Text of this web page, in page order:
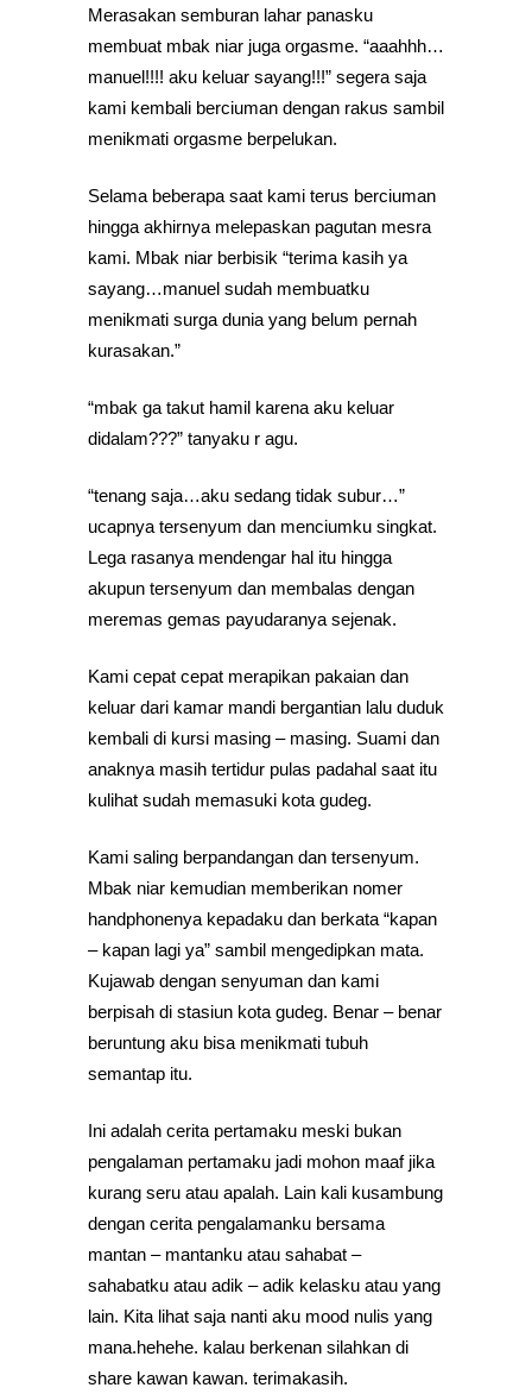
Merasakan semburan lahar panasku
membuat mbak niar juga orgasme. “aaahhh…
manuel!!!! aku keluar sayang!!!” segera saja
kami kembali berciuman dengan rakus sambil
menikmati orgasme berpelukan.
Selama beberapa saat kami terus berciuman
hingga akhirnya melepaskan pagutan mesra
kami. Mbak niar berbisik “terima kasih ya
sayang…manuel sudah membuatku
menikmati surga dunia yang belum pernah
kurasakan.”
“mbak ga takut hamil karena aku keluar
didalam???” tanyaku r agu.
“tenang saja…aku sedang tidak subur…”
ucapnya tersenyum dan menciumku singkat.
Lega rasanya mendengar hal itu hingga
akupun tersenyum dan membalas dengan
meremas gemas payudaranya sejenak.
Kami cepat cepat merapikan pakaian dan
keluar dari kamar mandi bergantian lalu duduk
kembali di kursi masing – masing. Suami dan
anaknya masih tertidur pulas padahal saat itu
kulihat sudah memasuki kota gudeg.
Kami saling berpandangan dan tersenyum.
Mbak niar kemudian memberikan nomer
handphonenya kepadaku dan berkata “kapan
– kapan lagi ya” sambil mengedipkan mata.
Kujawab dengan senyuman dan kami
berpisah di stasiun kota gudeg. Benar – benar
beruntung aku bisa menikmati tubuh
semantap itu.
Ini adalah cerita pertamaku meski bukan
pengalaman pertamaku jadi mohon maaf jika
kurang seru atau apalah. Lain kali kusambung
dengan cerita pengalamanku bersama
mantan – mantanku atau sahabat –
sahabatku atau adik – adik kelasku atau yang
lain. Kita lihat saja nanti aku mood nulis yang
mana.hehehe. kalau berkenan silahkan di
share kawan kawan. terimakasih.